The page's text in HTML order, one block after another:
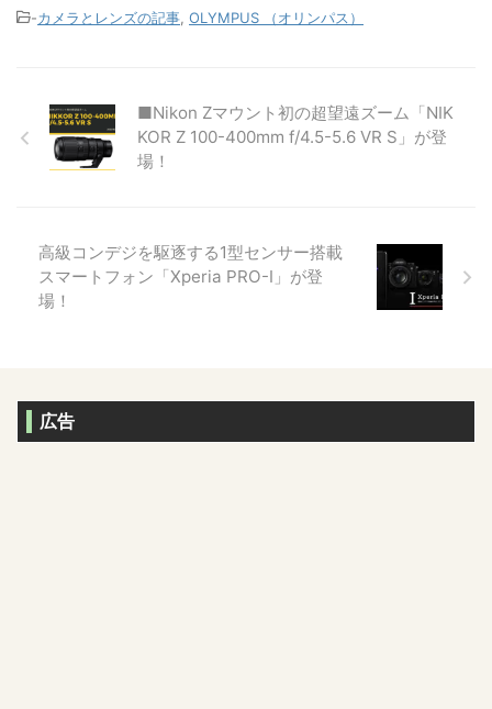
-カメラとレンズの記事, OLYMPUS （オリンパス）
■Nikon Zマウント初の超望遠ズーム「NIK
KOR Z 100-400mm f/4.5-5.6 VR S」が登
場！
高級コンデジを駆逐する1型センサー搭載
スマートフォン「Xperia PRO-I」が登
場！
広告